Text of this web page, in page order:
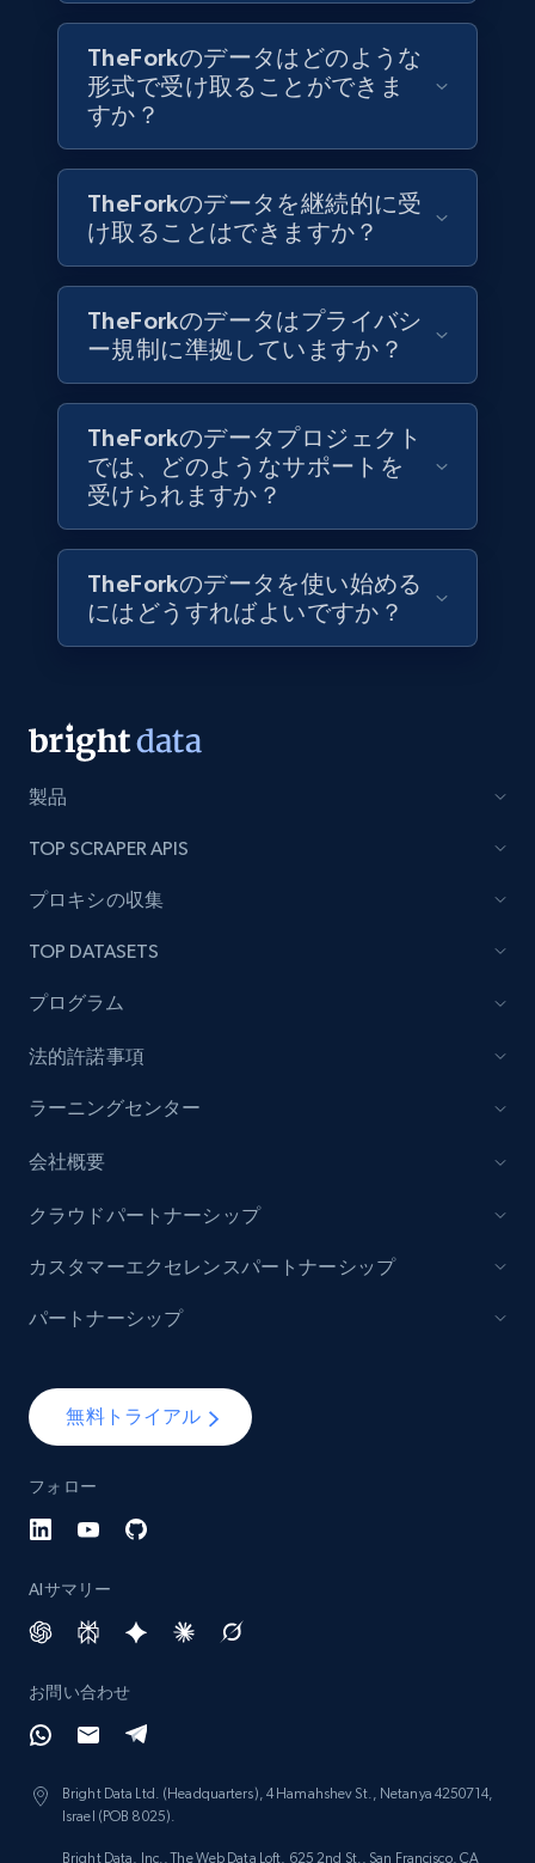
URL, ID lc, Name lc, Country code lc, Locations
lc, Followers lc, Employees in linkedin lc, About
lc, and more.
Business 強化された
6.3K+ 539+ 今すぐ購入
Walmart - products
URL, Final price, Sku, Currency, Gtin,
Specifications, Image urls, Top reviews, and
more.
eCommerce
5.6K+ 875+ 今すぐ購入
URL, Title, Available, Description, Currency, Initial
5.4K+
URL, Profile url, Linkedin num id, Avatar, Profile
name, Certifications, Profile location, Profile
connections, and more.
5.3K+ 384+ 今すぐ購入
URL, Handle, Handle md5, Banner img, Profile
image, Name, Subscribers, Description, and
Social media
Reddit- Posts
Num comments, Date posted, Community
name, and more.
TheForkのデータはどのような
形式で受け取ることができま
すか？
TheForkのデータを継続的に受
け取ることはできますか？
TheForkのデータはプライバシ
ー規制に準拠していますか？
TheForkのデータプロジェクト
では、どのようなサポートを
受けられますか？
TheForkのデータを使い始める
にはどうすればよいですか？
製品
TOP SCRAPER APIS
プロキシの収集
TOP DATASETS
プログラム
法的許諾事項
ラーニングセンター
会社概要
無料トライアル
フォロー
AIサマリー
お問い合わせ
Bright Data Ltd. (Headquarters), 4 Hamahshev St., Netanya 4250714,
Israel (POB 8025).
Bright Data, Inc., The Web Data Loft, 625 2nd St., San Francisco, CA
クラウドパートナーシップ
カスタマーエクセレンスパートナーシップ
パートナーシップ